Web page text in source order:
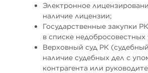
Электронное
наличие лицензии;
Государственные закупки
в списке недобросовестных
Верховный суд РК
наличие судебных дел с
контрагента или